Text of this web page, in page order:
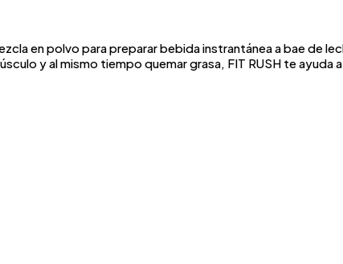
en polvo para preparar bebida instrantánea a bae de
y al mismo tiempo quemar grasa, FIT RUSH te